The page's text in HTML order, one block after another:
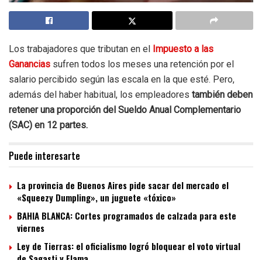
Los trabajadores que tributan en el Impuesto a las
Ganancias sufren todos los meses una retención por el
salario percibido según las escala en la que esté. Pero,
además del haber habitual, los empleadores también deben
retener una proporción del Sueldo Anual Complementario
(SAC) en 12 partes.
Puede interesarte
La provincia de Buenos Aires pide sacar del mercado el
«Squeezy Dumpling», un juguete «tóxico»
BAHIA BLANCA: Cortes programados de calzada para este
viernes
Ley de Tierras: el oficialismo logró bloquear el voto virtual